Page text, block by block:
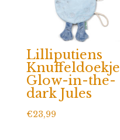
Lilliputiens
Knuffeldoekje
Glow-in-the-
dark Jules
€23,99